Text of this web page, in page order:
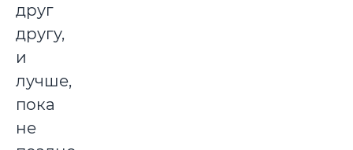
друг
другу,
и
лучше,
пока
не